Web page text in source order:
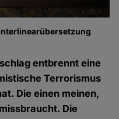
entbrennt eine
Terrorismus
Die einen meinen,
Die